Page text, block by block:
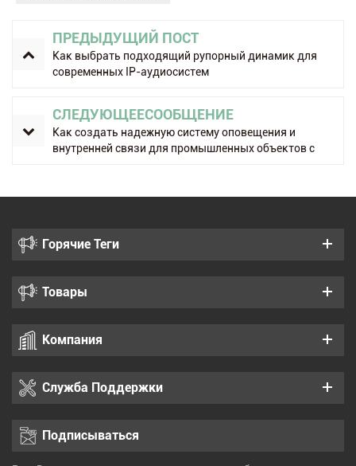
ПРЕДЫДУЩИЙ ПОСТ
Как выбрать подходящий рупорный динамик для
современных IP-аудиосистем
СЛЕДУЮЩЕЕСООБЩЕНИЕ
Как создать надежную систему оповещения и
внутренней связи для промышленных объектов с
Горячие Теги
Товары
Компания
Служба Поддержки
Подписываться